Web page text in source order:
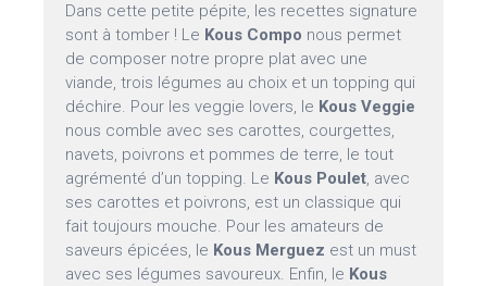
Dans cette petite pépite, les recettes signature
sont à tomber ! Le Kous Compo nous permet
de composer notre propre plat avec une
viande, trois légumes au choix et un topping qui
déchire. Pour les veggie lovers, le Kous Veggie
nous comble avec ses carottes, courgettes,
navets, poivrons et pommes de terre, le tout
agrémenté d’un topping. Le Kous Poulet, avec
ses carottes et poivrons, est un classique qui
fait toujours mouche. Pour les amateurs de
saveurs épicées, le Kous Merguez est un must
avec ses légumes savoureux. Enfin, le Kous